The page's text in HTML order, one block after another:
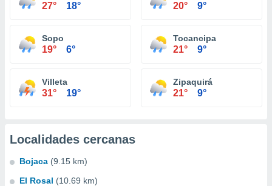
27° 18° 20° 9°
Sopo
19° 6°
Tocancipa
21° 9°
Villeta
31° 19°
Zipaquirá
21° 9°
Localidades cercanas
Bojaca (9.15 km)
El Rosal (10.69 km)